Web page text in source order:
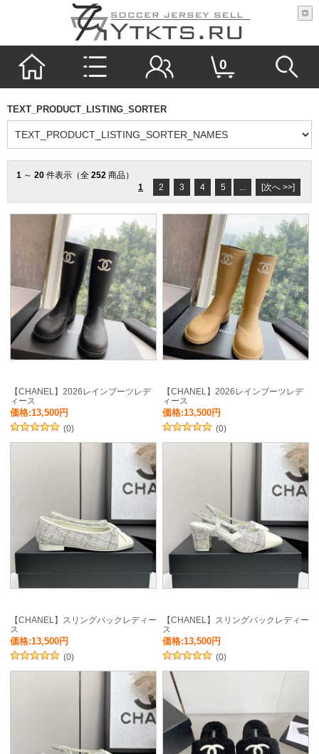
0
TEXT_PRODUCT_LISTING_SORTER
1 ～ 20 件表示（全 252 商品）
1
2 3 4 5 ... [次へ >>]
【CHANEL】2026レインブーツレデ
ィース
価格:13,500円
(0)
【CHANEL】2026レインブーツレデ
ィース
価格:13,500円
(0)
【CHANEL】スリングバックレディー
ス
価格:13,500円
(0)
【CHANEL】スリングバックレディー
ス
価格:13,500円
(0)